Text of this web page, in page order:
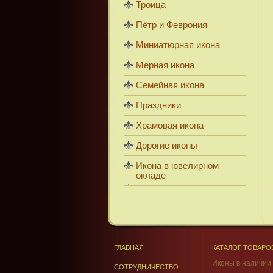
Троица
Пётр и Феврония
Миниатюрная икона
Мерная икона
Семейная икона
Праздники
Храмовая икона
Дорогие иконы
Икона в ювелирном
окладе
ГЛАВНАЯ
СОТРУДНИЧЕСТВО
КАТАЛОГ
Иконы в наличии